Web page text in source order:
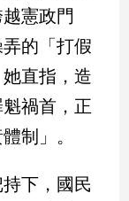
憲政門
的「打假
直指，造
禍首，正
制」。
下，國民